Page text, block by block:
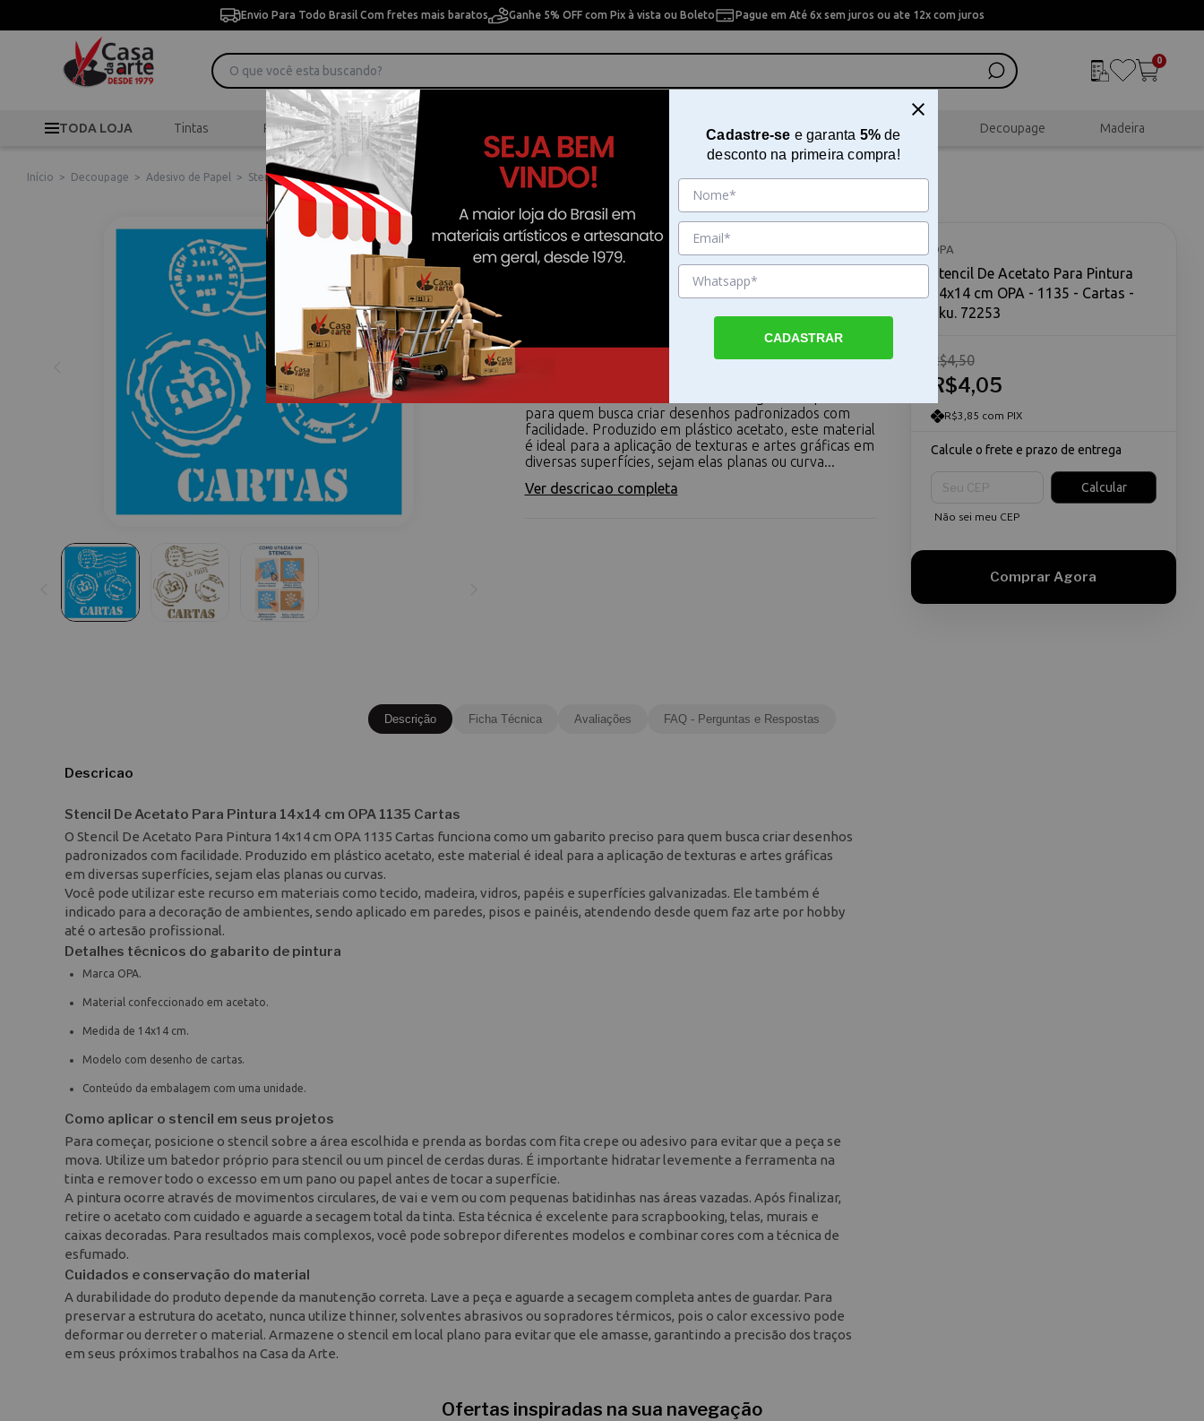
Envio Para Todo Brasil Com fretes mais baratos Ganhe 5% OFF com Pix à vista ou Boleto Pague em Até 6x sem juros ou ate 12x com juros
0
TODA LOJA Tintas Pincéis Desenho Pintura Artesanal Scrapbook Decoupage Madeira
Início > Decoupage > Adesivo de Papel > Stencil De Acetato Para Pintura 14x14 cm OPA - 1135 - Cartas
Stencil De Acetato Para Pintura 14x14 cm
OPA - 1135 - Cartas
Stencil De Acetato Para Pintura 14x14 cm OPA 1135
para quem busca criar desenhos padronizados com
facilidade. Produzido em plástico acetato, este material
é ideal para a aplicação de texturas e artes gráficas em
diversas superfícies, sejam elas planas ou curva...
Ver descricao completa
OPA
Stencil De Acetato Para Pintura
14x14 cm OPA - 1135 - Cartas -
Sku. 72253
R$4,05
R$4,50
R$3,85 com PIX
Calcule o frete e prazo de entrega
Calcular
Não sei meu CEP
Descrição Ficha Técnica Avaliações FAQ - Perguntas e Respostas
Descricao
Stencil De Acetato Para Pintura 14x14 cm OPA 1135 Cartas
O Stencil De Acetato Para Pintura 14x14 cm OPA 1135 Cartas funciona como um gabarito preciso para quem busca criar desenhos
padronizados com facilidade. Produzido em plástico acetato, este material é ideal para a aplicação de texturas e artes gráficas
em diversas superfícies, sejam elas planas ou curvas.
Você pode utilizar este recurso em materiais como tecido, madeira, vidros, papéis e superfícies galvanizadas. Ele também é
indicado para a decoração de ambientes, sendo aplicado em paredes, pisos e painéis, atendendo desde quem faz arte por hobby
até o artesão profissional.
Detalhes técnicos do gabarito de pintura
Marca OPA.
Material confeccionado em acetato.
Medida de 14x14 cm.
Modelo com desenho de cartas.
Conteúdo da embalagem com uma unidade.
Como aplicar o stencil em seus projetos
Para começar, posicione o stencil sobre a área escolhida e prenda as bordas com fita crepe ou adesivo para evitar que a peça se
mova. Utilize um batedor próprio para stencil ou um pincel de cerdas duras. É importante hidratar levemente a ferramenta na
tinta e remover todo o excesso em um pano ou papel antes de tocar a superfície.
A pintura ocorre através de movimentos circulares, de vai e vem ou com pequenas batidinhas nas áreas vazadas. Após finalizar,
retire o acetato com cuidado e aguarde a secagem total da tinta. Esta técnica é excelente para scrapbooking, telas, murais e
caixas decoradas. Para resultados mais complexos, você pode sobrepor diferentes modelos e combinar cores com a técnica de
esfumado.
Cuidados e conservação do material
A durabilidade do produto depende da manutenção correta. Lave a peça e aguarde a secagem completa antes de guardar. Para
preservar a estrutura do acetato, nunca utilize thinner, solventes abrasivos ou sopradores térmicos, pois o calor excessivo pode
deformar ou derreter o material. Armazene o stencil em local plano para evitar que ele amasse, garantindo a precisão dos traços
em seus próximos trabalhos na Casa da Arte.
Ofertas inspiradas na sua navegação
Cadastre-se e garanta 5%de
desconto na primeira compra!
CADASTRAR